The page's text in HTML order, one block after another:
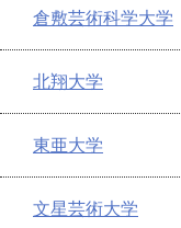
倉敷芸術科学大学
北翔大学
東亜大学
文星芸術大学